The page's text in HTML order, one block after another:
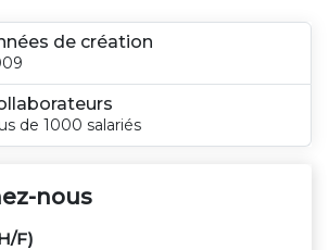
de création
de 1000 salariés
nous
F)